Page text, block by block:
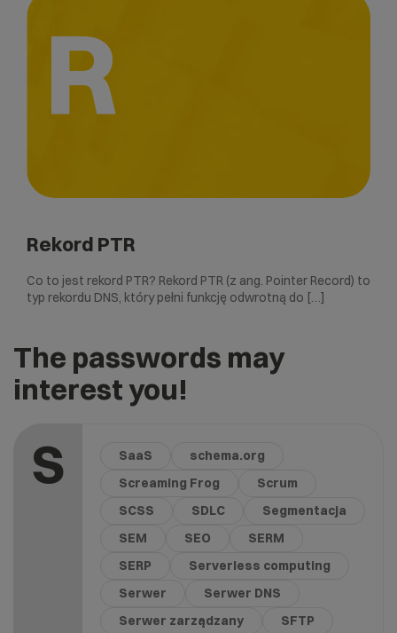
R
Rekord PTR
Co to jest rekord PTR? Rekord PTR (z ang. Pointer Record) to
typ rekordu DNS, który pełni funkcję odwrotną do […]
The passwords may
interest you!
S SaaS
schema.org
Screaming Frog
Scrum
SCSS
SDLC
Segmentacja
SEM
SEO
SERM
SERP
Serverless computing
Serwer
Serwer DNS
Serwer zarządzany
SFTP